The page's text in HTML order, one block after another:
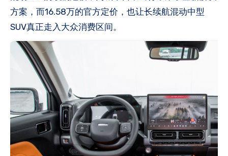
方案，而16.58万的官方定价，也让长续航混动中型
SUV真正走入大众消费区间。